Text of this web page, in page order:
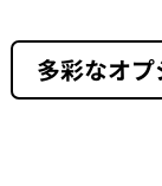
多彩なオ